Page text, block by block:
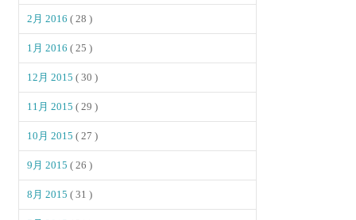
2月 2016( 28 )
1月 2016( 25 )
12月 2015( 30 )
11月 2015( 29 )
10月 2015( 27 )
9月 2015( 26 )
8月 2015( 31 )